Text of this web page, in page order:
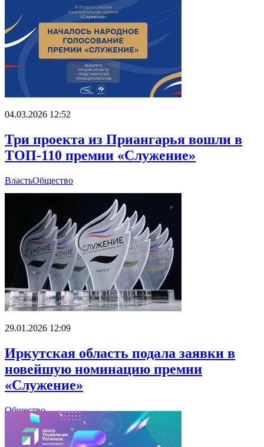
04.03.2026 12:52
Три проекта из Приангарья вошли в
ТОП-110 премии «Служение»
ВластьОбщество
29.01.2026 12:09
Иркутская область подала заявки в
новейшую номинацию премии
«Служение»
Общество